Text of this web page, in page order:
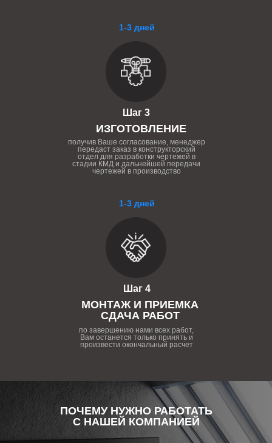
1-3 дней
Шаг 4
МОНТАЖ И ПРИЕМКА
СДАЧА РАБОТ
по завершению нами всех работ,
Вам останется только принять и
произвести окончальный расчет
1-3 дней
Шаг 3
ИЗГОТОВЛЕНИЕ
получив Ваше согласование, менеджер
передаст заказ в конструкторский
отдел для разработки чертежей в
стадии КМД и дальнейшей передачи
чертежей в производство
ПОЧЕМУ НУЖНО РАБОТАТЬ
С НАШЕЙ КОМПАНИЕЙ